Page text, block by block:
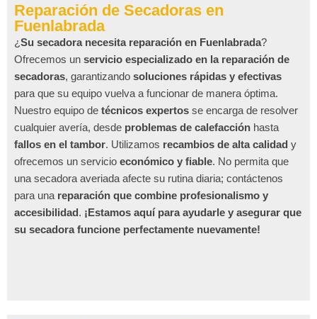
Reparación de Secadoras en
Fuenlabrada
¿Su secadora necesita reparación en Fuenlabrada?
Ofrecemos un servicio especializado en la reparación de
secadoras, garantizando soluciones rápidas y efectivas
para que su equipo vuelva a funcionar de manera óptima.
Nuestro equipo de técnicos expertos se encarga de resolver
cualquier avería, desde problemas de calefacción hasta
fallos en el tambor. Utilizamos recambios de alta calidad y
ofrecemos un servicio económico y fiable. No permita que
una secadora averiada afecte su rutina diaria; contáctenos
para una reparación que combine profesionalismo y
accesibilidad. ¡Estamos aquí para ayudarle y asegurar que
su secadora funcione perfectamente nuevamente!